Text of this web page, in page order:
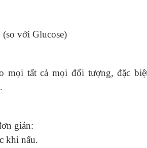
với Glucose)
mọi tất cả mọi đối tượng, đặc
giản:
khi nấu.